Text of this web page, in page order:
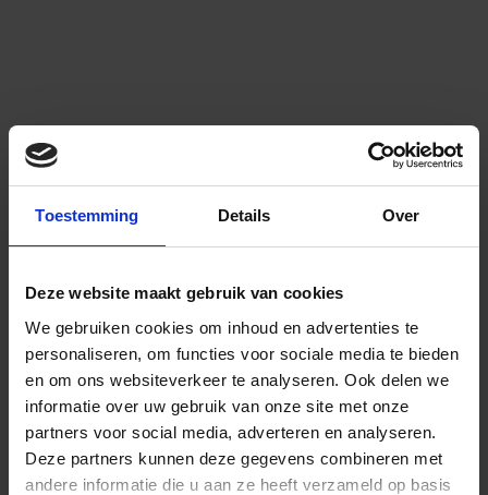
Toestemming Details Over
Deze website maakt gebruik van cookies
We gebruiken cookies om inhoud en advertenties te
personaliseren, om functies voor sociale media te bieden
en om ons websiteverkeer te analyseren. Ook delen we
informatie over uw gebruik van onze site met onze
partners voor social media, adverteren en analyseren.
Deze partners kunnen deze gegevens combineren met
andere informatie die u aan ze heeft verzameld op basis